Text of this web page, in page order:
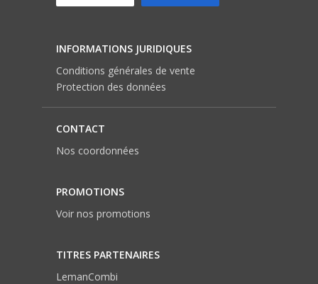
INFORMATIONS JURIDIQUES
Conditions générales de vente
Protection des données
CONTACT
Nos coordonnées
PROMOTIONS
Voir nos promotions
TITRES PARTENAIRES
LemanCombi